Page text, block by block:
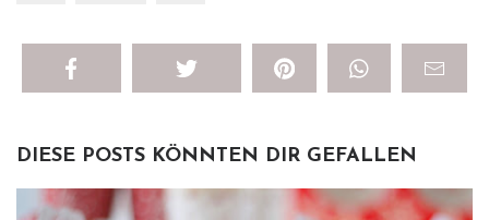
DIESE POSTS KÖNNTEN DIR GEFALLEN